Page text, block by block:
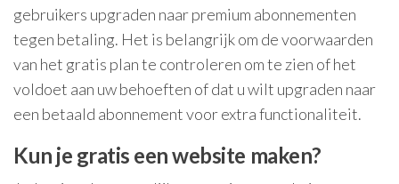
gebruikers upgraden naar premium abonnementen
tegen betaling. Het is belangrijk om de voorwaarden
van het gratis plan te controleren om te zien of het
voldoet aan uw behoeften of dat u wilt upgraden naar
een betaald abonnement voor extra functionaliteit.
Kun je gratis een website maken?